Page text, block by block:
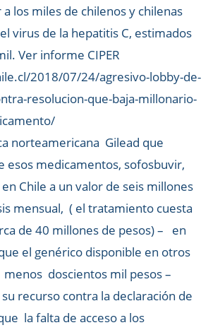
los miles de chilenos y chilenas
virus de la hepatitis C, estimados
Ver informe CIPER
2018/07/24/agresivo-lobby-de-
resolucion-que-baja-millonario-
norteamericana Gilead que
esos medicamentos, sofosbuvir,
Chile a un valor de seis millones
mensual, ( el tratamiento cuesta
de 40 millones de pesos) – en
el genérico disponible en otros
menos doscientos mil pesos –
recurso contra la declaración de
la falta de acceso a los